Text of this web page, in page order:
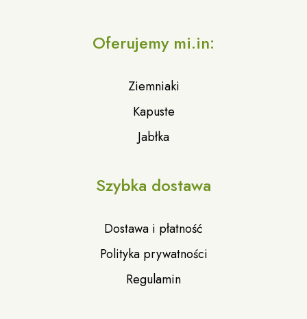
Oferujemy mi.in:
Ziemniaki
Kapuste
Jabłka
Szybka dostawa
Dostawa i płatność
Polityka prywatności
Regulamin